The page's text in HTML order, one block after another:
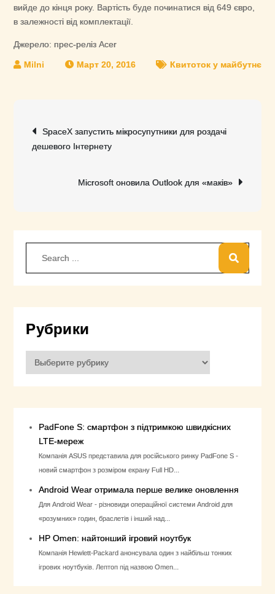
вийде до кінця року. Вартість буде починатися від 649 євро,
в залежності від комплектації.
Джерело: прес-реліз Acer
Март 20, 2016 Квитоток у майбутнє
Навигация
по
SpaceX запустить мікросупутники для роздачі
дешевого Інтернету
Microsoft оновила Outlook для «маків»
Рубрики
Рубрики
PadFone S: смартфон з підтримкою швидкісних
LTE-мереж
Компанія ASUS представила для російського ринку PadFone S -
новий смартфон з розміром екрану Full HD...
Android Wear отримала перше велике оновлення
Для Android Wear - різновиди операційної системи Android для
«розумних» годин, браслетів і інший над...
HP Omen: найтонший ігровий ноутбук
Компанія Hewlett-Packard анонсувала один з найбільш тонких
ігрових ноутбуків. Лептоп під назвою Omen...